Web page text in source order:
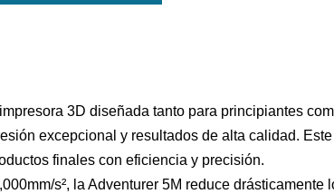
3D diseñada tanto para principiantes
excepcional y resultados de alta calidad.
finales con eficiencia y precisión.
s², la Adventurer 5M reduce drásticamente